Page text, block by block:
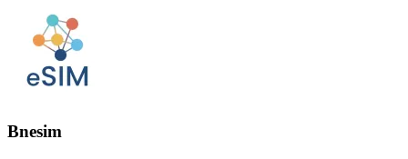
Bnesim